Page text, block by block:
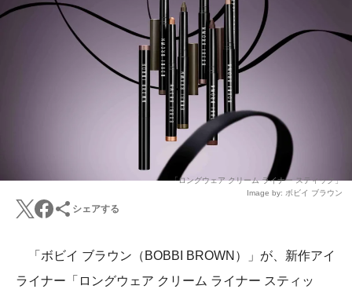
「ロングウェア クリーム ライナー スティック」
Image by: ボビイ ブラウン
シェアする
「ボビイ ブラウン（BOBBI BROWN）」が、新作アイ
ライナー「ロングウェア クリーム ライナー スティッ